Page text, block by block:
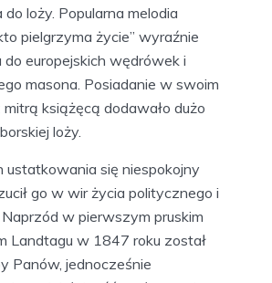
loży. Popularna melodia
pielgrzyma życie” wyraźnie
europejskich wędrówek i
masona. Posiadanie w swoim
książęcą dodawało dużo
loży.
ustatkowania się niespokojny
go w wir życia politycznego i
Naprzód w pierwszym pruskim
Landtagu w 1847 roku został
Panów, jednocześnie